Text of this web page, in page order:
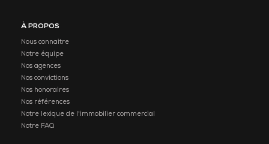
À PROPOS
Nous connaitre
Notre équipe
Nos agences
Nos convictions
Nos honoraires
Nos références
Notre lexique de l'immobilier commercial
Notre FAQ